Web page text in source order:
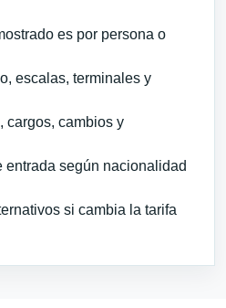
es por persona o
escalas, terminales y
cargos, cambios y
entrada según nacionalidad
si cambia la tarifa